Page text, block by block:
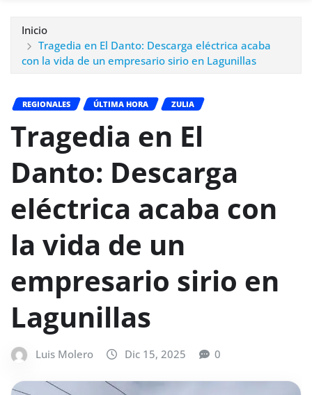
Inicio
Tragedia en El Danto: Descarga eléctrica acaba
con la vida de un empresario sirio en Lagunillas
REGIONALES ÚLTIMA HORA ZULIA
Tragedia en El
Danto: Descarga
eléctrica acaba con
la vida de un
empresario sirio en
Lagunillas
Luis Molero Dic 15, 2025 0